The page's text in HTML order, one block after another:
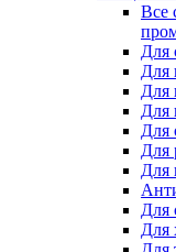
Все
Для
Для
Для
Для
Для
Для
Для
Для
Для